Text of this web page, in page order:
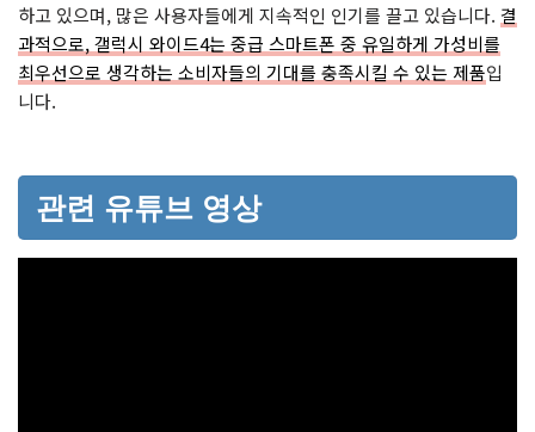
하고 있으며, 많은 사용자들에게 지속적인 인기를 끌고 있습니다. 결
과적으로, 갤럭시 와이드4는 중급 스마트폰 중 유일하게 가성비를
최우선으로 생각하는 소비자들의 기대를 충족시킬 수 있는 제품입
니다.
관련 유튜브 영상